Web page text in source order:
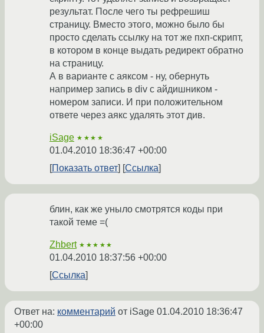
результат. После чего ты рефрешиш
страницу. Вместо этого, можно было бы
просто сделать ссылку на тот же пхп-скрипт,
в котором в конце выдать редирект обратно
на страницу.
А в варианте с аяксом - ну, обернуть
например запись в div с айдишником -
номером записи. И при положительном
ответе через аякс удалять этот див.
iSage ★★★★
01.04.2010 18:36:47 +00:00
Показать ответ
Ссылка
блин, как же уныло смотрятся коды при
такой теме =(
Zhbert ★★★★★
01.04.2010 18:37:56 +00:00
Ссылка
Ответ на: комментарий от iSage 01.04.2010 18:36:47
+00:00